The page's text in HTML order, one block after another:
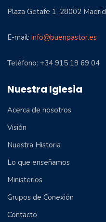
Plaza Getafe 1, 28002 Madrid
E-mail: info@buenpastor.es
Teléfono: +34 915 19 69 04
Nuestra Iglesia
Acerca de nosotros
Visión
Nuestra Historia
Lo que enseñamos
Ministerios
Grupos de Conexión
Contacto